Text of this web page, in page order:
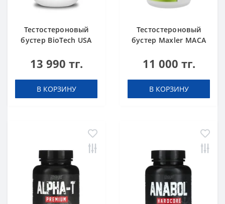
Тестостероновый
бустер BioTech USA
13 990 тг.
В КОРЗИНУ
Тестостероновый
бустер Maxler MACA
11 000 тг.
В КОРЗИНУ